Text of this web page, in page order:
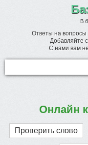
В
Ответы на вопросы
Добавляйте
С нами вам
Онлайн
Проверить слово